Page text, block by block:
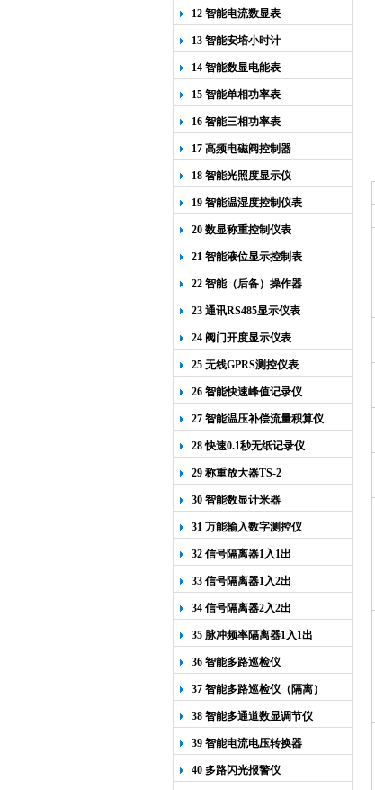
12 智能电流数显表
13 智能安培小时计
14 智能数显电能表
15 智能单相功率表
16 智能三相功率表
17 高频电磁阀控制器
18 智能光照度显示仪
19 智能温湿度控制仪表
20 数显称重控制仪表
21 智能液位显示控制表
22 智能（后备）操作器
23 通讯RS485显示仪表
24 阀门开度显示仪表
25 无线GPRS测控仪表
26 智能快速峰值记录仪
27 智能温压补偿流量积算仪
28 快速0.1秒无纸记录仪
29 称重放大器TS-2
30 智能数显计米器
31 万能输入数字测控仪
32 信号隔离器1入1出
33 信号隔离器1入2出
34 信号隔离器2入2出
35 脉冲频率隔离器1入1出
36 智能多路巡检仪
37 智能多路巡检仪（隔离）
38 智能多通道数显调节仪
39 智能电流电压转换器
40 多路闪光报警仪